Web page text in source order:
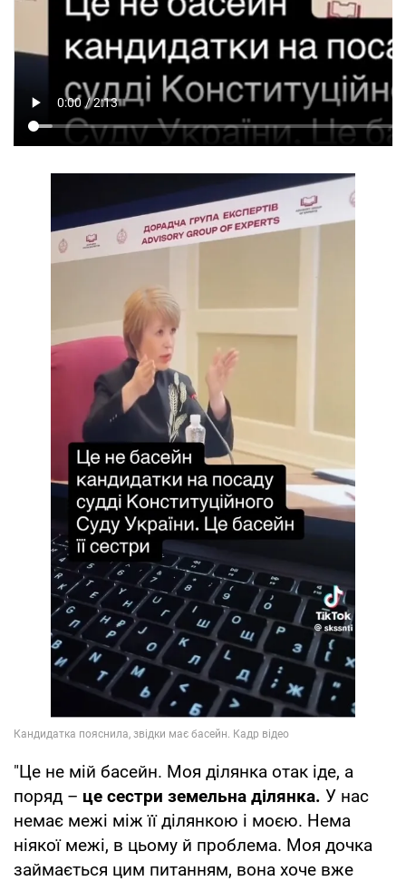
"Це не мій басейн. Моя ділянка отак іде, а
поряд – це сестри земельна ділянка. У нас
немає межі між її ділянкою і моєю. Нема
ніякої межі, в цьому й проблема. Моя дочка
займається цим питанням, вона хоче вже